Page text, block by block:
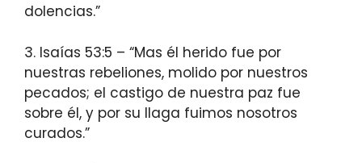
dolencias.”
3. Isaías 53:5 – “Mas él herido fue por
nuestras rebeliones, molido por nuestros
pecados; el castigo de nuestra paz fue
sobre él, y por su llaga fuimos nosotros
curados.”